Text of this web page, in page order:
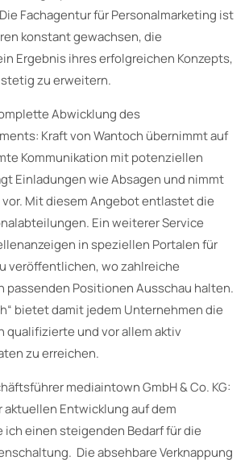
Fachagentur für Personalmarketing ist
konstant gewachsen, die
Ergebnis ihres erfolgreichen Konzepts,
zu erweitern.
Abwicklung des
Kraft von Wantoch übernimmt auf
Kommunikation mit potenziellen
Einladungen wie Absagen und nimmt
Mit diesem Angebot entlastet die
Ein weiterer Service
in speziellen Portalen für
veröffentlichen, wo zahlreiche
passenden Positionen Ausschau halten.
bietet damit jedem Unternehmen die
qualifizierte und vor allem aktiv
zu erreichen.
mediaintown GmbH & Co. KG:
aktuellen Entwicklung auf dem
ich einen steigenden Bedarf für die
Die absehbare Verknappung